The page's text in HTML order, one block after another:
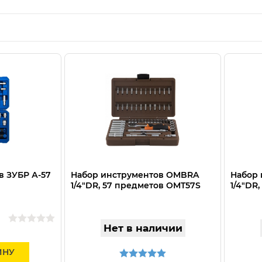
ЗУБР А-57
Набор инструментов OMBRA
1/4"DR, 57 предметов OMT57S
Нет в наличии
Набор
1/